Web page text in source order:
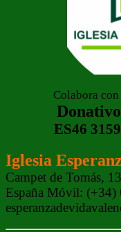
Colabora
ES46
Iglesia
Campet de Tomás,
España Móvil: (+34)